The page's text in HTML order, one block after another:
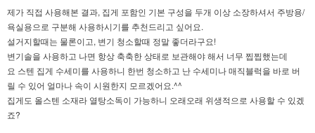
제가 직접 사용해본 결과, 집게 포함인 기본 구성을 두개 이상 소장하셔서 주방용/
욕실용으로 구분해 사용하시기를 추천드리고 싶어요.
설거지할때는 물론이고, 변기 청소할때 정말 좋더라구요!
변기솔을 사용하고 나면 항상 축축한 상태로 보관해야 해서 너무 찝찝했는데
요 스텐 집게 수세미를 사용하니 한번 청소하고 난 수세미나 매직블럭을 바로 버
릴 수 있어 얼마나 속이 시원한지 모르겠어요.^^
집게도 올스텐 소재라 열탕소독이 가능하니 오래오래 위생적으로 사용할 수 있겠
죠?